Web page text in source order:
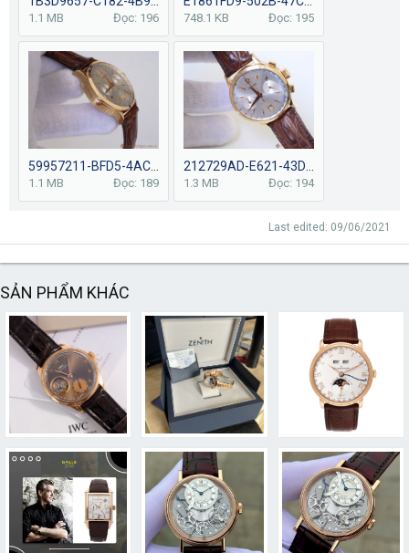
1.1 MB Đọc: 196 748.1 KB Đọc: 195
1.1 MB Đọc: 189 1.3 MB Đọc: 194
Last edited: 09/06/2021
SẢN PHẨM KHÁC